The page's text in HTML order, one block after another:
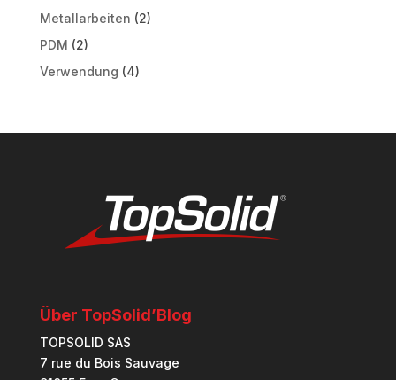
Metallarbeiten (2)
PDM (2)
Verwendung (4)
Über TopSolid’Blog
TOPSOLID SAS
7 rue du Bois Sauvage